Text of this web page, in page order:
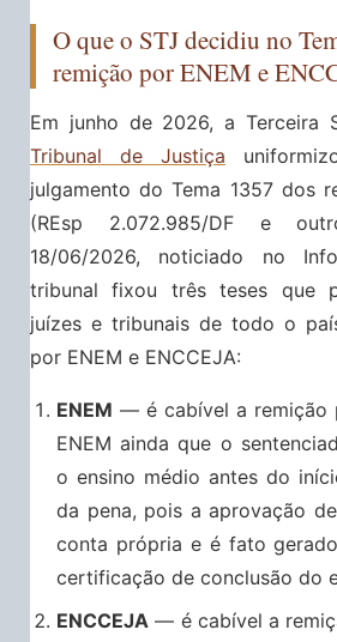
O que o STJ decidiu no
remição por ENEM e
Em junho de 2026, a Terceira
Tribunal de Justiça
julgamento do Tema 1357 dos
(REsp 2.072.985/DF e
18/06/2026, noticiado no
tribunal fixou três teses que
juízes e tribunais de todo o
por ENEM e ENCCEJA:
ENEM — é cabível a remição
ENEM ainda que o
o ensino médio antes do
da pena, pois a aprovação
conta própria e é fato
certificação de conclusão do
ENCCEJA — é cabível a